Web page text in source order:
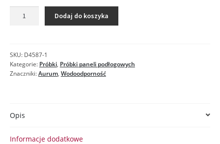
D40364
Próbka
Dodaj do koszyka
SKU: D4587-1
Kategorie: Próbki, Próbki paneli podłogowych
Znaczniki:Aurum, Wodoodporność
Opis
Informacje dodatkowe